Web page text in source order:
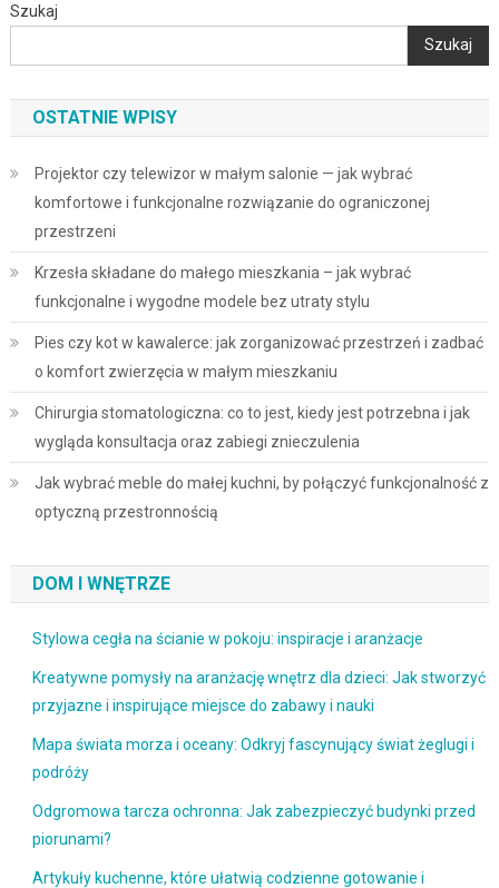
Szukaj
Szukaj
OSTATNIE WPISY
Projektor czy telewizor w małym salonie — jak wybrać
komfortowe i funkcjonalne rozwiązanie do ograniczonej
przestrzeni
Krzesła składane do małego mieszkania – jak wybrać
funkcjonalne i wygodne modele bez utraty stylu
Pies czy kot w kawalerce: jak zorganizować przestrzeń i zadbać
o komfort zwierzęcia w małym mieszkaniu
Chirurgia stomatologiczna: co to jest, kiedy jest potrzebna i jak
wygląda konsultacja oraz zabiegi znieczulenia
Jak wybrać meble do małej kuchni, by połączyć funkcjonalność z
optyczną przestronnością
DOM I WNĘTRZE
Stylowa cegła na ścianie w pokoju: inspiracje i aranżacje
Kreatywne pomysły na aranżację wnętrz dla dzieci: Jak stworzyć
przyjazne i inspirujące miejsce do zabawy i nauki
Mapa świata morza i oceany: Odkryj fascynujący świat żeglugi i
podróży
Odgromowa tarcza ochronna: Jak zabezpieczyć budynki przed
piorunami?
Artykuły kuchenne, które ułatwią codzienne gotowanie i